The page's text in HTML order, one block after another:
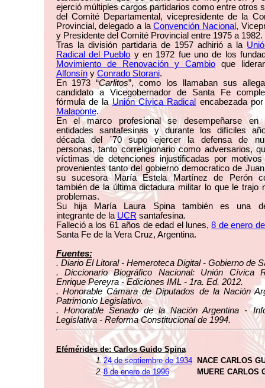
ejerció múltiples cargos partidarios como entre otros
del Comité Departamental, vicepresidente de la
Provincial, delegado a laConvención Nacional ,
y Presidente del Comité Provincial entre 1975 a 1982.
Tras la división partidaria de 1957 adhirió a la
Radical del Pueblo y en 1972 fue uno de los
Movimiento de Renovación y Cambio que
Alfonsíny Conrado Storani.
En 1973 “Carlitos”, como los llamaban sus
candidato a Vicegobernador de Santa Fe
fórmula de laUnión Cívica Radical
encabezada
Malaponte.
En el marco profesional se desempeñarse en
entidades santafesinas y durante los difíciles
década del ´70 supo ejercer la defensa de
personas, tanto correligionario como adversarios,
víctimas de detenciones injustificadas por motivos
provenientes tanto del gobierno democratico de
su sucesora María Estela Martínez de Perón
también de la última dictadura militar lo que le trajo
problemas.
Su hija María Laura Spina también es una
integrante de la UCR santafesina.
Falleció a los 61 años de edad el lunes,8 de enero
Santa Fe de la Vera Cruz, Argentina.
Fuentes:
. Diario El Litoral - Hemeroteca Digital - Gobierno de
. Diccionario Biográfico Nacional: Unión Cívica
Enrique Pereyra - Ediciones IML - 1ra. Ed. 2012.
. Honorable Cámara de Diputados de la Nación
Patrimonio Legislativo.
. Honorable Senado de la Nación Argentina -
Legislativa - Reforma Constitucional de 1994.
Efémérides de: Carlos Guido Spina
1. 24 de septiembre de 1934
NACE CARLOS
2.8 de enero de 1996 MUERE CARLOS